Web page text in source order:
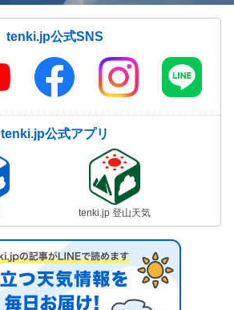
tenki.jp公式SNS
tenki.jp公式アプリ
tenki.jp 登山天気